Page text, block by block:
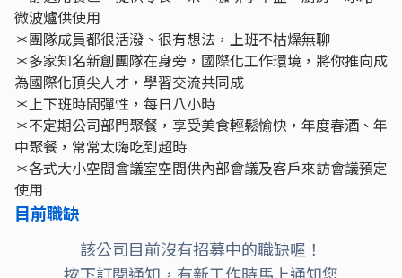
微波爐供使用
＊團隊成員都很活潑、很有想法，上班不枯燥無聊
＊多家知名新創團隊在身旁，國際化工作環境，將你推向成
為國際化頂尖人才，學習交流共同成
＊上下班時間彈性，每日八小時
＊不定期公司部門聚餐，享受美食輕鬆愉快，年度春酒、年
中聚餐，常常太嗨吃到超時
＊各式大小空間會議室空間供內部會議及客戶來訪會議預定
使用
目前職缺
該公司目前沒有招募中的職缺喔！